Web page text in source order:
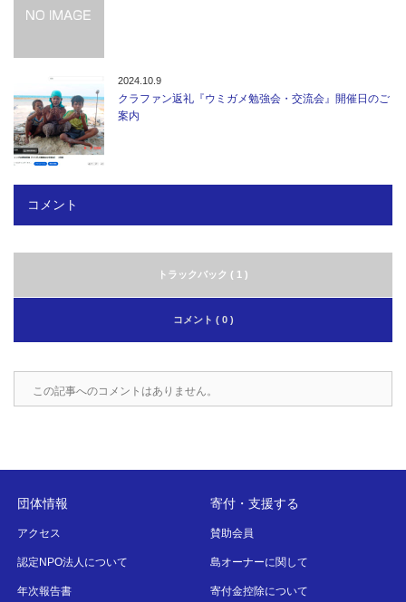
2024.10.9
クラファン返礼『ウミガメ勉強会・交流会』開催日のご
案内
コメント
トラックバック ( 1 )
コメント ( 0 )
この記事へのコメントはありません。
団体情報
アクセス
認定NPO法人について
年次報告書
寄付・支援する
賛助会員
島オーナーに関して
寄付金控除について